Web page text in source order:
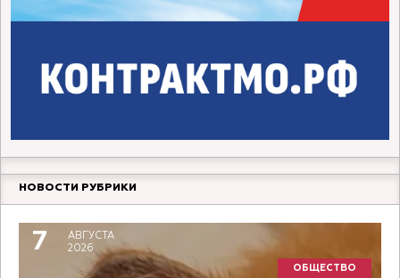
НОВОСТИ РУБРИКИ
7
АВГУСТА
2026
ОБЩЕСТВО